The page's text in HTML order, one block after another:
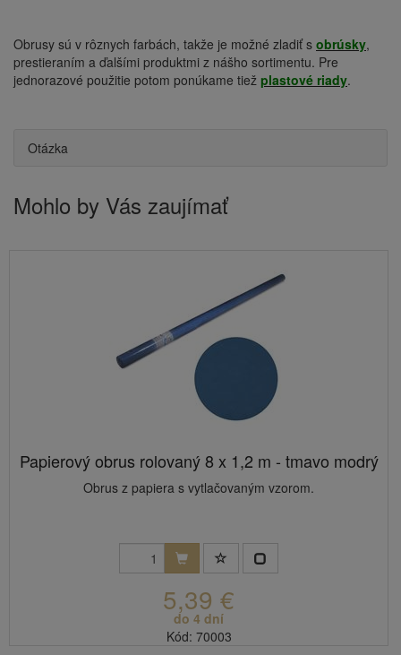
Obrusy sú v rôznych farbách, takže je možné zladiť s obrúsky,
prestieraním a ďalšími produktmi z nášho sortimentu. Pre
jednorazové použitie potom ponúkame tiež plastové riady.
Otázka
Mohlo by Vás zaujímať
Papierový obrus rolovaný 8 x 1,2 m - tmavo modrý
Obrus z papiera s vytlačovaným vzorom.
5,39 €
do 4 dní
Kód: 70003